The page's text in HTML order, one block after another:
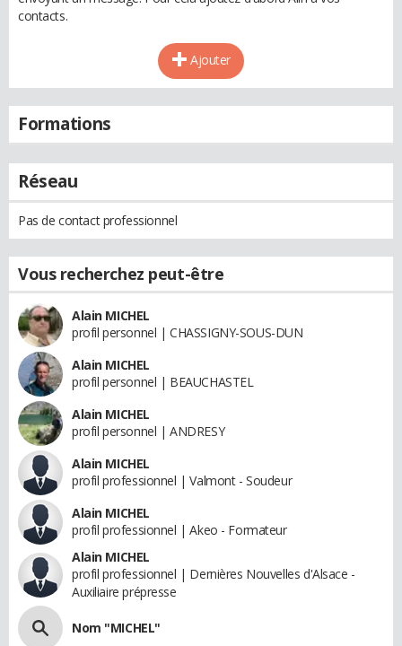
contacts.
Ajouter
Formations
Réseau
Pas de contact professionnel
Vous recherchez peut-être
Alain MICHEL
profil personnel | CHASSIGNY-SOUS-DUN
Alain MICHEL
profil personnel | BEAUCHASTEL
Alain MICHEL
profil personnel | ANDRESY
Alain MICHEL
profil professionnel | Valmont - Soudeur
Alain MICHEL
profil professionnel | Akeo - Formateur
Alain MICHEL
profil professionnel | Dernières Nouvelles d'Alsace -
Auxiliaire prépresse
Nom "MICHEL"